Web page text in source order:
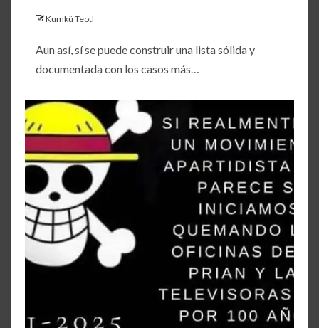
Kumkü Teotl
Aun así, sí se puede construir una lista sólida y
documentada con los casos más…